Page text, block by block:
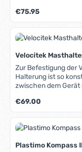
Regulärer Preis:
€75.95
Velocitek
Zur Befestigung der
Halterung ist so
zwischen dem
Verschraubung in der
Regulärer Preis:
€69.00
Plastimo Kompass